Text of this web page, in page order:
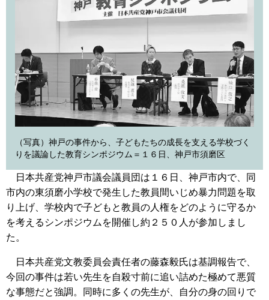
（写真）神戸の事件から、子どもたちの成長を支える学校づく
りを議論した教育シンポジウム＝１６日、神戸市須磨区
日本共産党神戸市議会議員団は１６日、神戸市内で、同
市内の東須磨小学校で発生した教員間いじめ暴力問題を取
り上げ、学校内で子どもと教員の人権をどのように守るか
を考えるシンポジウムを開催し約２５０人が参加しまし
た。
日本共産党文教委員会責任者の藤森毅氏は基調報告で、
今回の事件は若い先生を自殺寸前に追い詰めた極めて悪質
な事態だと強調。同時に多くの先生が、自分の身の回りで